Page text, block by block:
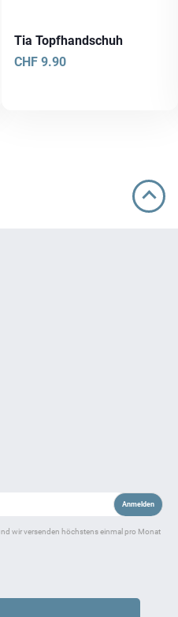
Tia Topfhandschuh
CHF 9.90
wir versenden höchstens einmal pro Monat